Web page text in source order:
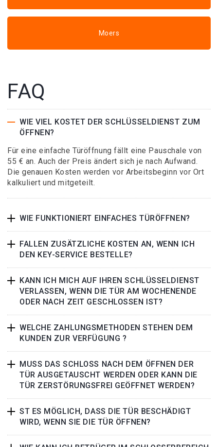
Moers
FAQ
WIE VIEL KOSTET DER SCHLÜSSELDIENST ZUM
ÖFFNEN?
Für eine einfache Türöffnung fällt eine Pauschale von
55 € an. Auch der Preis ändert sich je nach Aufwand.
Die genauen Kosten werden vor Arbeitsbeginn vor Ort
kalkuliert und mitgeteilt.
WIE FUNKTIONIERT EINFACHES TÜRÖFFNEN?
FALLEN ZUSÄTZLICHE KOSTEN AN, WENN ICH
DEN KEY-SERVICE BESTELLE?
KANN ICH MICH AUF IHREN SCHLÜSSELDIENST
VERLASSEN, WENN DIE TÜR AM WOCHENENDE
ODER NACH ZEIT GESCHLOSSEN IST?
WELCHE ZAHLUNGSMETHODEN STEHEN DEM
KUNDEN ZUR VERFÜGUNG ?
MUSS DAS SCHLOSS NACH DEM ÖFFNEN DER
TÜR AUSGETAUSCHT WERDEN ODER KANN DIE
TÜR ZERSTÖRUNGSFREI GEÖFFNET WERDEN?
ST ES MÖGLICH, DASS DIE TÜR BESCHÄDIGT
WIRD, WENN SIE DIE TÜR ÖFFNEN?